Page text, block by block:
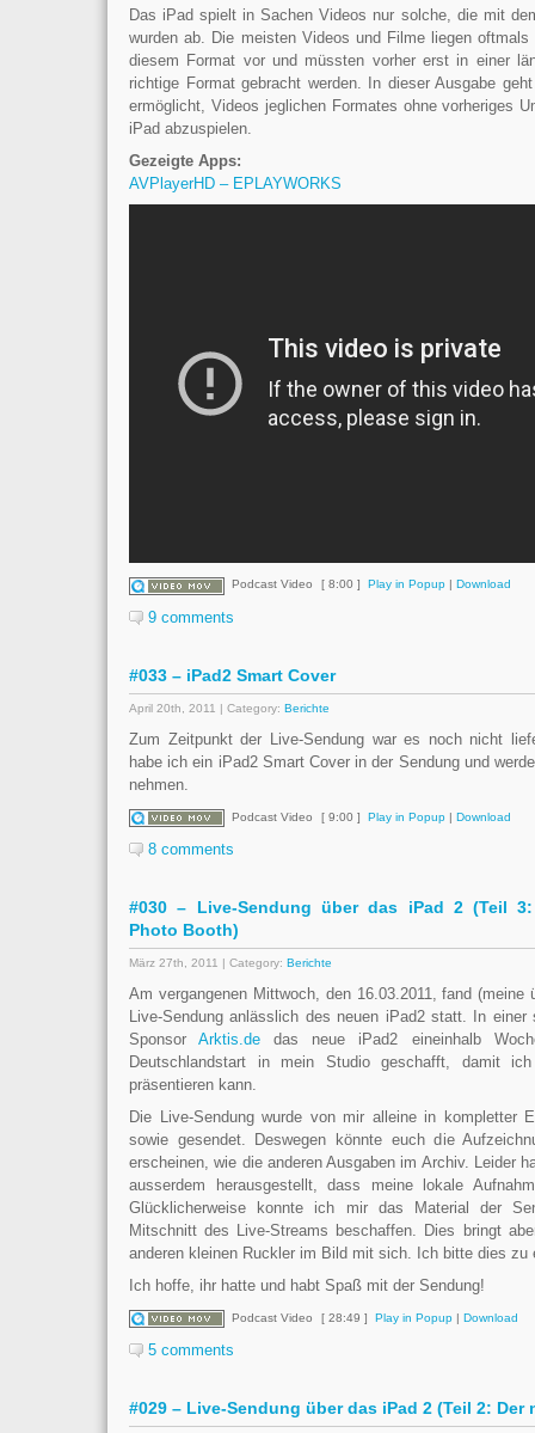
Das iPad spielt in Sachen Videos nur solche, die mit
wurden ab. Die meisten Videos und Filme liegen
diesem Format vor und müssten vorher erst in einer
richtige Format gebracht werden. In dieser Ausgabe
ermöglicht, Videos jeglichen Formates ohne vorheriges
iPad abzuspielen.
Gezeigte Apps:
AVPlayerHD – EPLAYWORKS
Podcast Video [ 8:00 ] Play in Popup| Download
9 comments
#033 – iPad2 Smart Cover
April 20th, 2011 | Category: Berichte
Zum Zeitpunkt der Live-Sendung war es noch nicht
habe ich ein iPad2 Smart Cover in der Sendung und
nehmen.
Podcast Video [ 9:00 ] Play in Popup| Download
8 comments
#030 – Live-Sendung über das iPad 2 (Teil 3:
Photo Booth)
März 27th, 2011 | Category: Berichte
Am vergangenen Mittwoch, den 16.03.2011, fand (meine
Live-Sendung anlässlich des neuen iPad2 statt. In
SponsorArktis.de das neue iPad2 eineinhalb
Deutschlandstart in mein Studio geschafft, damit
präsentieren kann.
Die Live-Sendung wurde von mir alleine in kompletter
sowie gesendet. Deswegen könnte euch die
erscheinen, wie die anderen Ausgaben im Archiv. Leider
ausserdem herausgestellt, dass meine lokale
Glücklicherweise konnte ich mir das Material der
Mitschnitt des Live-Streams beschaffen. Dies bringt
anderen kleinen Ruckler im Bild mit sich. Ich bitte dies zu
Ich hoffe, ihr hatte und habt Spaß mit der Sendung!
Podcast Video [ 28:49 ] Play in Popup| Download
5 comments
#029 – Live-Sendung über das iPad 2 (Teil 2: Der